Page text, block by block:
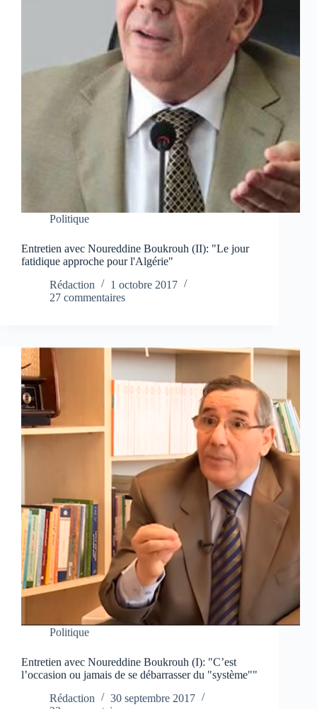
Politique
Entretien avec Noureddine Boukrouh (II): "Le jour
fatidique approche pour l'Algérie"
Rédaction
1 octobre 2017
27 commentaires
Politique
Entretien avec Noureddine Boukrouh (I): "C’est
l’occasion ou jamais de se débarrasser du "système""
Rédaction
30 septembre 2017